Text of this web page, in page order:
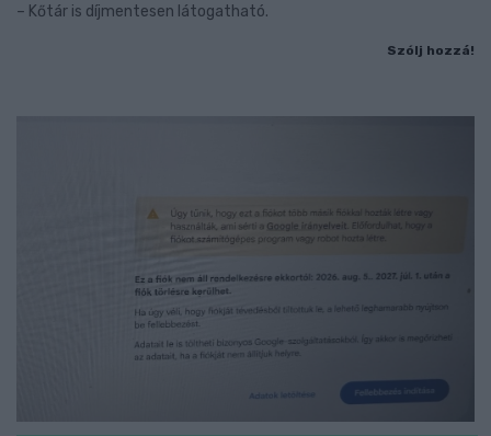
– Kőtár is díjmentesen látogatható.
Szólj hozzá!